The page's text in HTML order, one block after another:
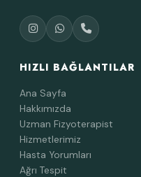
HIZLI BAĞLANTILAR
Ana Sayfa
Hakkımızda
Uzman Fizyoterapist
Hizmetlerimiz
Hasta Yorumları
Ağrı Tespit